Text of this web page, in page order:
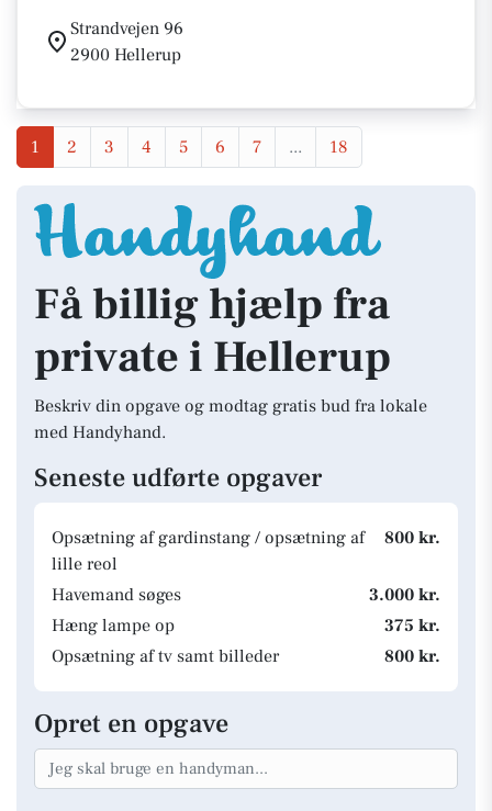
Strandvejen 96
2900 Hellerup
1 2 3 4 5 6 7 ... 18
Få billig hjælp fra
private i Hellerup
Beskriv din opgave og modtag gratis bud fra lokale
med Handyhand.
Seneste udførte opgaver
Opsætning af gardinstang / opsætning af
lille reol
800 kr.
Havemand søges
3.000 kr.
Hæng lampe op
375 kr.
Opsætning af tv samt billeder
800 kr.
Opret en opgave